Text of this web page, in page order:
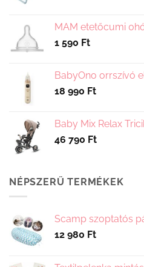
MAM etetőcumi
1 590 Ft
BabyOno orrszívó
18 990 Ft
Baby Mix Relax
46 790 Ft
NÉPSZERŰ TERMÉKEK
Scamp szoptatós
12 980 Ft